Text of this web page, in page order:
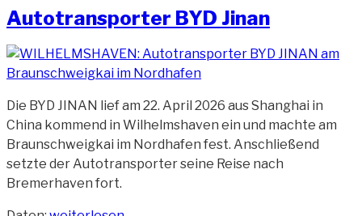
Autotransporter BYD Jinan
Die BYD JINAN lief am 22. April 2026 aus Shanghai in
China kommend in Wilhelmshaven ein und machte am
Braunschweigkai im Nordhafen fest. Anschließend
setzte der Autotransporter seine Reise nach
Bremerhaven fort.